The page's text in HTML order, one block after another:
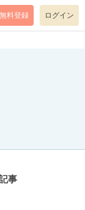
level=notice
無料登録 ログイン
事